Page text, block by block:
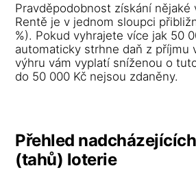
Pravděpodobnost získání nějaké
Rentě je v jednom sloupci
%). Pokud vyhrajete více jak 50
automaticky strhne daň z příjmu
výhru vám vyplatí sníženou o
do 50 000 Kč nejsou zdaněny.
Přehled
(tahů) loterie